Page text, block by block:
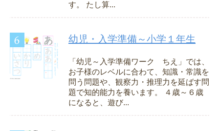
す。 たし算...
幼児・入学準備～小学１年生
「幼児～入学準備ワーク ちえ」では、
お子様のレベルに合わて、知識・常識を
問う問題や、観察力・推理力を延ばす問
題で知的能力を養います。 ４歳～６歳
になると、遊び...